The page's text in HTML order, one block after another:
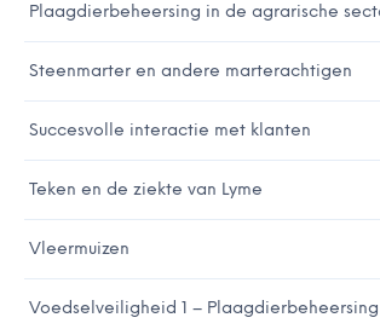
Plaagdierbeheersing in de agrarische
Steenmarter en andere marterachtigen
Succesvolle interactie met klanten
Teken en de ziekte van Lyme
Vleermuizen
Voedselveiligheid 1 –